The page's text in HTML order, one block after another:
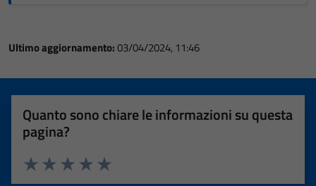
Ultimo aggiornamento:03/04/2024, 11:46
Quanto sono chiare le informazioni su questa
pagina?
Valuta 5 stelle su 5
Valuta 4 stelle su 5
Valuta 3 stelle su 5
Valuta 2 stelle su 5
Valuta 1 stelle su 5